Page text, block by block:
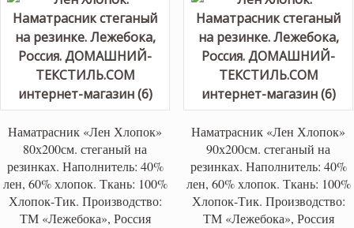
Наматрасник «Лен Хлопок»
80х200см. стеганый на
резинках. Наполнитель: 40%
лен, 60% хлопок. Ткань: 100%
Хлопок-Тик. Производство:
ТМ «Лежебока», Россия
Наматрасник «Лен Хлопок»
90х200см. стеганый на
резинках. Наполнитель: 40%
лен, 60% хлопок. Ткань: 100%
Хлопок-Тик. Производство:
ТМ «Лежебока», Россия